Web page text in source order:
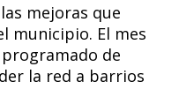
mejoras que
municipio. El mes
de
la red a barrios